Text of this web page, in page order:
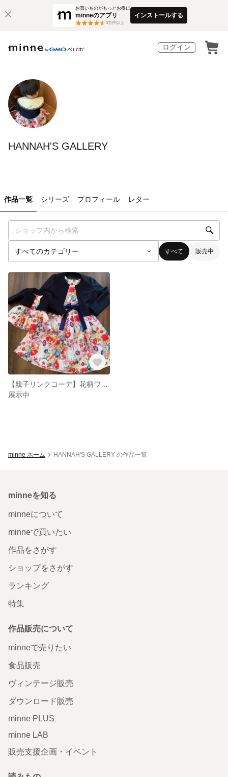
お買いものがもっとお得に
minneのアプリ
3万件以上
インストールする
ログイン
HANNAH'S GALLERY
作品一覧 シリーズ プロフィール レター
すべて 販売中
展示中
minne ホーム HANNAH'S GALLERY の作品一覧
minneを知る
minneについて
minneで買いたい
作品をさがす
ショップをさがす
ランキング
特集
作品販売について
minneで売りたい
食品販売
ヴィンテージ販売
ダウンロード販売
minne PLUS
minne LAB
販売支援企画・イベント